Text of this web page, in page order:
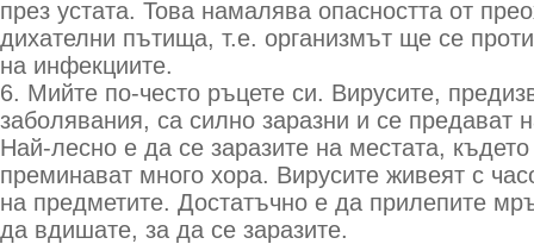
през устата. Това намалява опасността от
дихателни пътища, т.е. организмът ще се
на инфекциите.
6. Мийте по-често ръцете си. Вирусите,
заболявания, са силно заразни и се предават
Най-лесно е да се заразите на местата,
преминават много хора. Вирусите живеят с
на предметите. Достатъчно е да прилепите
да вдишате, за да се заразите.